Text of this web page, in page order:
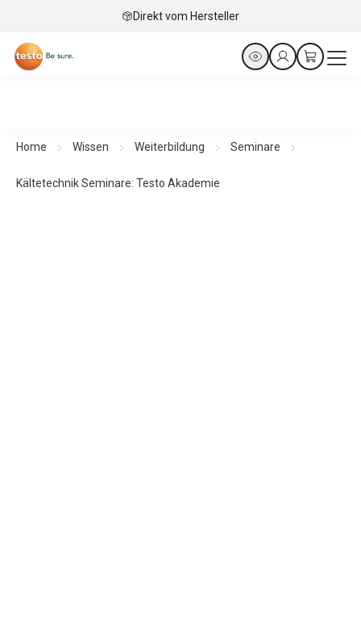
Direkt vom Hersteller
Home Wissen Weiterbildung Seminare
Kältetechnik Seminare: Testo Akademie